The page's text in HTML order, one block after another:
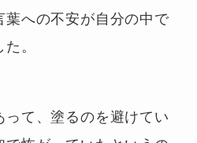
葉への不安が自分の中で
。
て、塗るのを避けてい